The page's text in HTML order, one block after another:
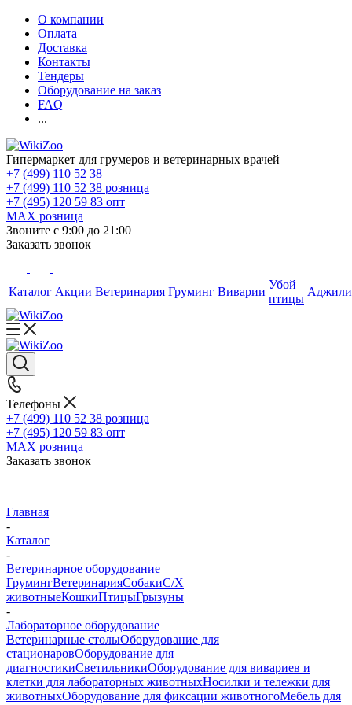
О компании
Оплата
Доставка
Контакты
Тендеры
Оборудование на заказ
FAQ
...
Гипермаркет для грумеров и ветеринарных врачей
+7 (499) 110 52 38
+7 (499) 110 52 38 розница
+7 (495) 120 59 83 опт
MAX розница
Звоните с 9:00 до 21:00
Заказать звонок
Каталог Акции Ветеринария Груминг Виварии
Убой
птицы
Телефоны
+7 (499) 110 52 38 розница
+7 (495) 120 59 83 опт
MAX розница
Заказать звонок
Главная
-
Каталог
-
Ветеринарное оборудование
ГрумингВетеринарияСобакиС/Х
животныеКошкиПтицыГрызуны
-
Лабораторное оборудование
Ветеринарные столыОборудование для
стационаровОборудование для
диагностикиСветильникиОборудование для вивариев и
клетки для лабораторных животныхНосилки и тележки для
животныхОборудование для фиксации животногоМебель для